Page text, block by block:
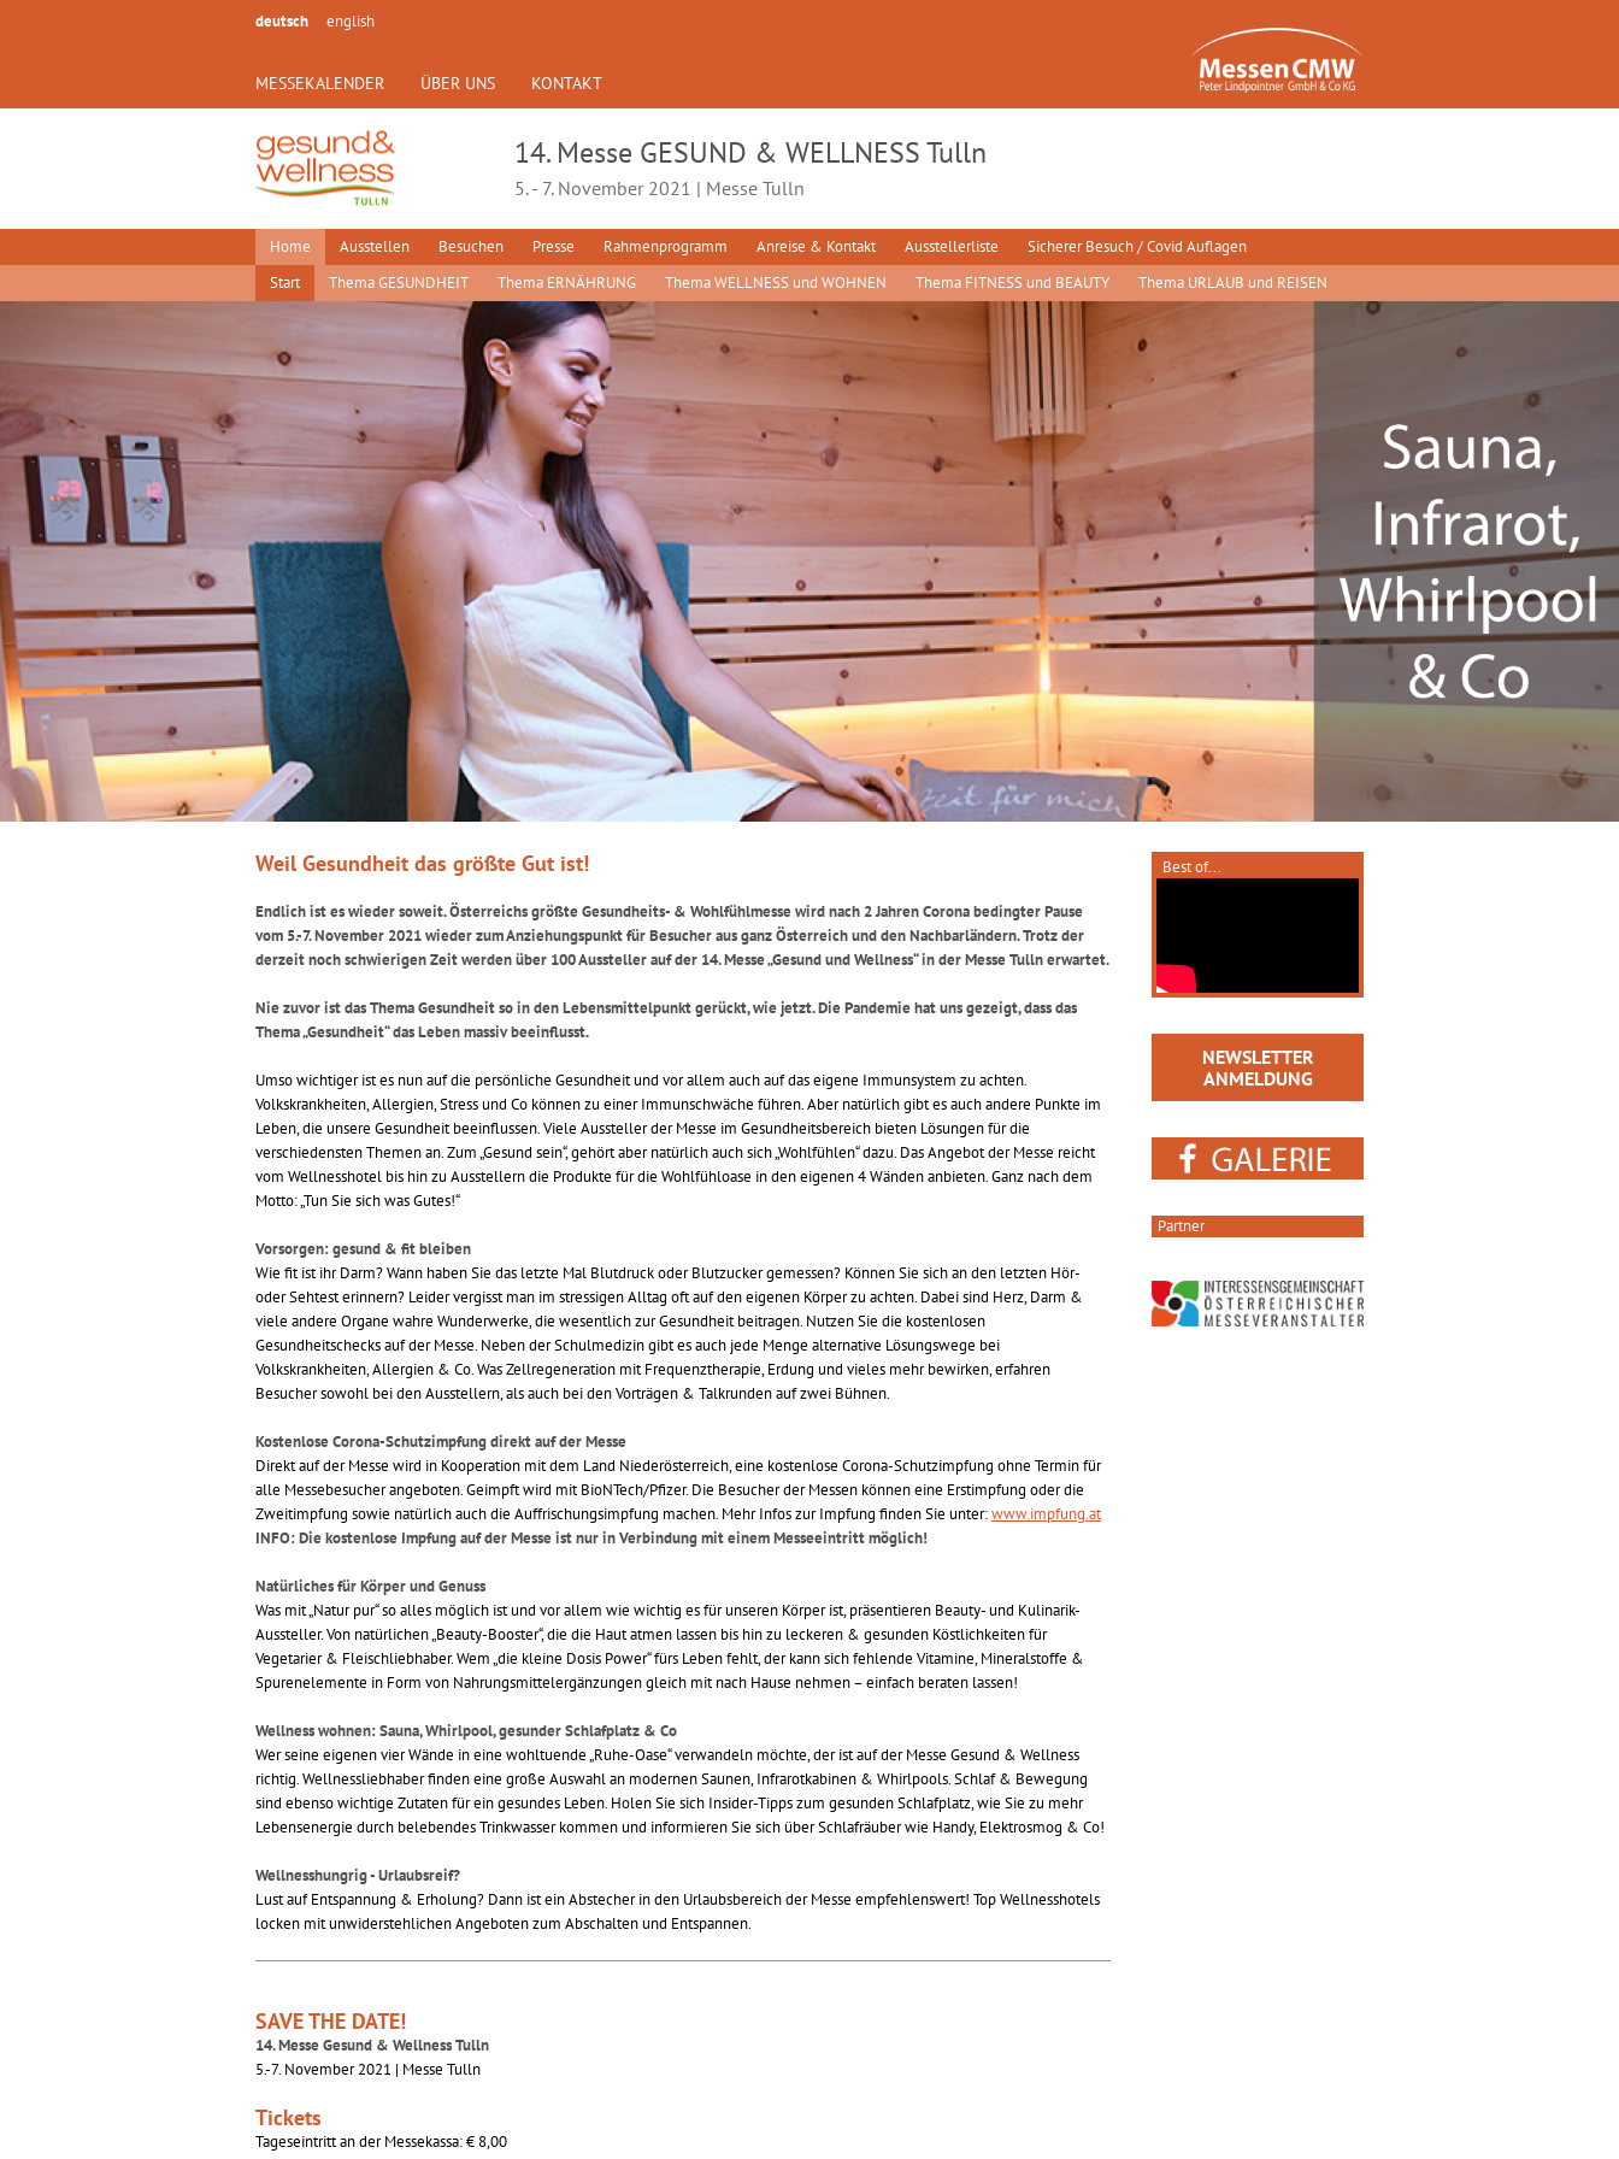
deutsch english
MESSEKALENDER ÜBER UNS KONTAKT
14. Messe GESUND & WELLNESS Tulln
5. - 7. November 2021 | Messe Tulln
Home Ausstellen Besuchen Presse Rahmenprogramm Anreise & Kontakt Ausstellerliste
Sicherer Besuch / Covid Auflagen
Start
Thema GESUNDHEIT Thema ERNÄHRUNG Thema WELLNESS und WOHNEN Thema FITNESS und BEAUTY Thema URLAUB und REISEN
Weil Gesundheit das größte Gut ist!
Endlich ist es wieder soweit. Österreichs größte Gesundheits- & Wohlfühlmesse wird nach 2 Jahren Corona bedingter Pause
vom 5.-7. November 2021 wieder zum Anziehungspunkt für Besucher aus ganz Österreich und den Nachbarländern. Trotz der
derzeit noch schwierigen Zeit werden über 100 Aussteller auf der 14. Messe „Gesund und Wellness“ in der Messe Tulln erwartet.
Nie zuvor ist das Thema Gesundheit so in den Lebensmittelpunkt gerückt, wie jetzt. Die Pandemie hat uns gezeigt, dass das
Thema „Gesundheit“ das Leben massiv beeinflusst.
Umso wichtiger ist es nun auf die persönliche Gesundheit und vor allem auch auf das eigene Immunsystem zu achten.
Volkskrankheiten, Allergien, Stress und Co können zu einer Immunschwäche führen. Aber natürlich gibt es auch andere Punkte im
Leben, die unsere Gesundheit beeinflussen. Viele Aussteller der Messe im Gesundheitsbereich bieten Lösungen für die
verschiedensten Themen an. Zum „Gesund sein“, gehört aber natürlich auch sich „Wohlfühlen“ dazu. Das Angebot der Messe reicht
vom Wellnesshotel bis hin zu Ausstellern die Produkte für die Wohlfühloase in den eigenen 4 Wänden anbieten. Ganz nach dem
Motto: „Tun Sie sich was Gutes!“
Vorsorgen: gesund & fit bleiben
Wie fit ist ihr Darm? Wann haben Sie das letzte Mal Blutdruck oder Blutzucker gemessen? Können Sie sich an den letzten Hör-
oder Sehtest erinnern? Leider vergisst man im stressigen Alltag oft auf den eigenen Körper zu achten. Dabei sind Herz, Darm &
viele andere Organe wahre Wunderwerke, die wesentlich zur Gesundheit beitragen. Nutzen Sie die kostenlosen
Gesundheitschecks auf der Messe. Neben der Schulmedizin gibt es auch jede Menge alternative Lösungswege bei
Volkskrankheiten, Allergien & Co. Was Zellregeneration mit Frequenztherapie, Erdung und vieles mehr bewirken, erfahren
Besucher sowohl bei den Ausstellern, als auch bei den Vorträgen & Talkrunden auf zwei Bühnen.
Kostenlose Corona-Schutzimpfung direkt auf der Messe
Direkt auf der Messe wird in Kooperation mit dem Land Niederösterreich, eine kostenlose Corona-Schutzimpfung ohne Termin für
alle Messebesucher angeboten. Geimpft wird mit BioNTech/Pfizer. Die Besucher der Messen können eine Erstimpfung oder die
Zweitimpfung sowie natürlich auch die Auffrischungsimpfung machen. Mehr Infos zur Impfung finden Sie unter:www.impfung.at
INFO: Die kostenlose Impfung auf der Messe ist nur in Verbindung mit einem Messeeintritt möglich!
Natürliches für Körper und Genuss
Was mit „Natur pur“ so alles möglich ist und vor allem wie wichtig es für unseren Körper ist, präsentieren Beauty- und Kulinarik-
Aussteller. Von natürlichen „Beauty-Booster“, die die Haut atmen lassen bis hin zu leckeren & gesunden Köstlichkeiten für
Vegetarier & Fleischliebhaber. Wem „die kleine Dosis Power“ fürs Leben fehlt, der kann sich fehlende Vitamine, Mineralstoffe &
Spurenelemente in Form von Nahrungsmittelergänzungen gleich mit nach Hause nehmen – einfach beraten lassen!
Wellness wohnen: Sauna, Whirlpool, gesunder Schlafplatz & Co
Wer seine eigenen vier Wände in eine wohltuende „Ruhe-Oase“ verwandeln möchte, der ist auf der Messe Gesund & Wellness
richtig. Wellnessliebhaber finden eine große Auswahl an modernen Saunen, Infrarotkabinen & Whirlpools. Schlaf & Bewegung
sind ebenso wichtige Zutaten für ein gesundes Leben. Holen Sie sich Insider-Tipps zum gesunden Schlafplatz, wie Sie zu mehr
Lebensenergie durch belebendes Trinkwasser kommen und informieren Sie sich über Schlafräuber wie Handy, Elektrosmog & Co!
Wellnesshungrig - Urlaubsreif?
Lust auf Entspannung & Erholung? Dann ist ein Abstecher in den Urlaubsbereich der Messe empfehlenswert! Top Wellnesshotels
locken mit unwiderstehlichen Angeboten zum Abschalten und Entspannen.
SAVE THE DATE!
14. Messe Gesund & Wellness Tulln
5.-7. November 2021 | Messe Tulln
Tickets
Tageseintritt an der Messekassa: € 8,00
Best of...
NEWSLETTER
ANMELDUNG
Partner